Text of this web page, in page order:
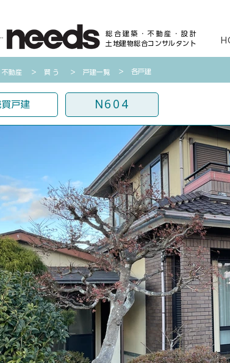
総合建築・不動産・設計
土地建物総合コンサルタント
動産 ​＞ 買う ＞ 戸建一覧 ​＞ 各戸建
買戸建 N604